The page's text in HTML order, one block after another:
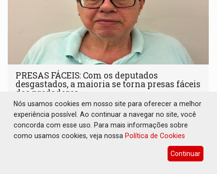
PRESAS FÁCEIS: Com os deputados
desgastados, a maioria se torna presas fáceis
dos predadores
Nós usamos cookies em nosso site para oferecer a melhor
experiência possível. Ao continuar a navegar no site, você
concorda com esse uso. Para mais informações sobre
como usamos cookies, veja nossa Política de Cookies
Continuar